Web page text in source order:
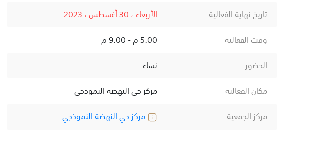
تاريخ نهاية الفعالية
الأربعاء ، 30 أغسطس ، 2023
وقت الفعالية
5:00 م - 9:00 م
الحضور
نساء
مكان الفعالية
مركز حي النهضة النموذجي
مركز الجمعية
مركز حي النهضة النموذجي